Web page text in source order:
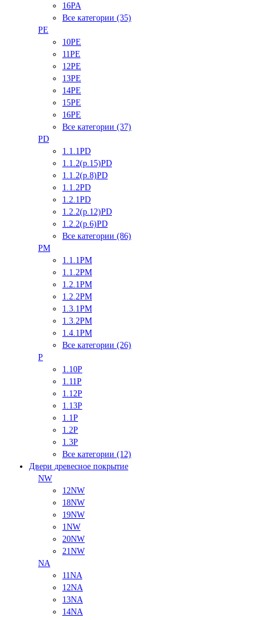
16PA
Все категории (35)
PE
10PE
11PE
12PE
13PE
14PE
15PE
16PE
Все категории (37)
PD
1.1.1PD
1.1.2(р.15)PD
1.1.2(р.8)PD
1.1.2PD
1.2.1PD
1.2.2(р.12)PD
1.2.2(р.6)PD
Все категории (86)
PM
1.1.1PM
1.1.2PM
1.2.1PM
1.2.2PM
1.3.1PM
1.3.2PM
1.4.1PM
Все категории (26)
P
1.10P
1.11P
1.12P
1.13P
1.1P
1.2P
1.3P
Все категории (12)
Двери древесное покрытие
NW
12NW
18NW
19NW
1NW
20NW
21NW
NA
11NA
12NA
13NA
14NA